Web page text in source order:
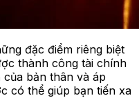
đặc điểm riêng biệt
thành công tài chính
bản thân và áp
có thể giúp bạn tiến xa